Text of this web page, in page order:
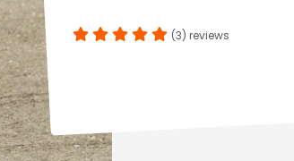
(3) reviews